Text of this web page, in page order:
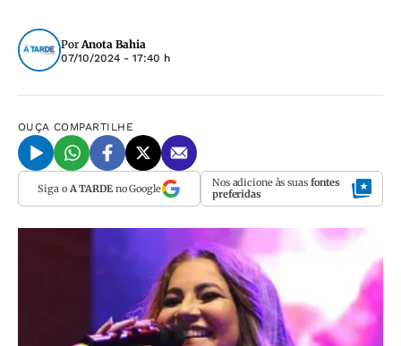
PorAnota Bahia
07/10/2024 - 17:40 h
OUÇA COMPARTILHE
Siga o A TARDEno Google Nos adicione às suas fontes
preferidas